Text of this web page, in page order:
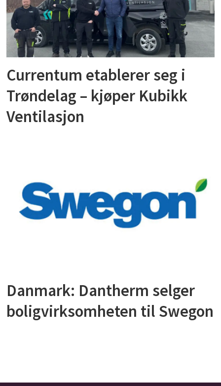
Currentum etablerer seg i
Trøndelag – kjøper Kubikk
Ventilasjon
Danmark: Dantherm selger
boligvirksomheten til Swegon